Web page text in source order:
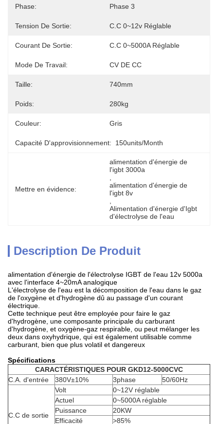
Phase: Phase 3
Tension De Sortie: C.C 0~12v Réglable
Courant De Sortie: C.C 0~5000A Réglable
Mode De Travail: CV DE CC
Taille: 740mm
Poids: 280kg
Couleur: Gris
Capacité D'approvisionnement: 150units/month
Mettre en évidence:
alimentation d'énergie de
l'igbt 3000a
alimentation d'énergie de
l'igbt 8v
Alimentation d'énergie d'Igbt
d'électrolyse de l'eau
Description De Produit
alimentation d'énergie de l'électrolyse IGBT de l'eau 12v 5000a
avec l'interface 4~20mA analogique
L'électrolyse de l'eau est la décomposition de l'eau dans le gaz
de l'oxygène et d'hydrogène dû au passage d'un courant
électrique.
Cette technique peut être employée pour faire le gaz
d'hydrogène, une composante principale du carburant
d'hydrogène, et oxygène-gaz respirable, ou peut mélanger les
deux dans oxyhydrique, qui est également utilisable comme
carburant, bien que plus volatil et dangereux
Spécifications
CARACTÉRISTIQUES POUR GKD12-5000CVC
C.A. d'entrée
380V±10% 3phase 50/60Hz
C.C de sortie
Volt
0~12V réglable
Actuel
0~5000A réglable
Puissance
20KW
Efficacité
>85%